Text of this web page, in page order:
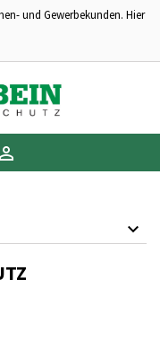
und Gewerbekunden. Hier

×
×
×
erstellen
×
Ihrer Wunschliste